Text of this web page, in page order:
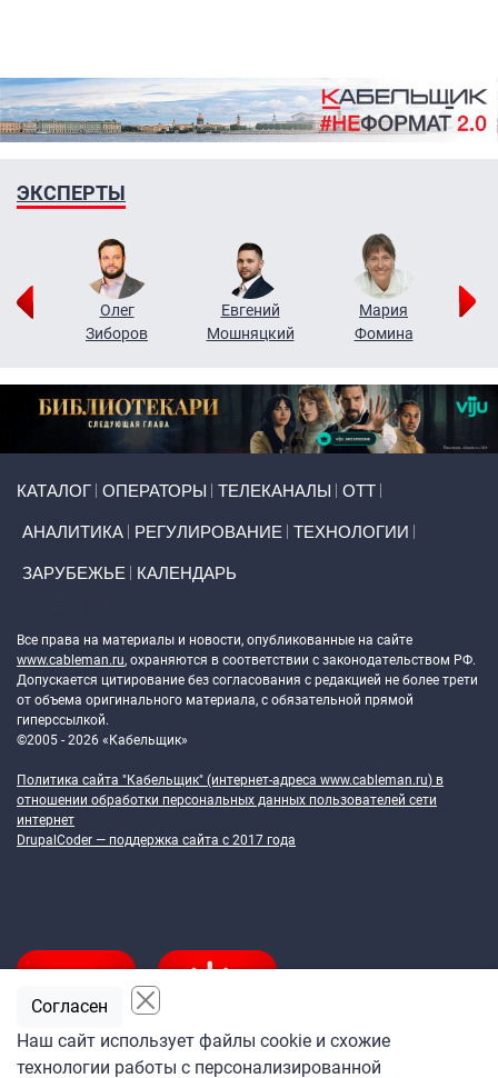
ЭКСПЕРТЫ
Олег
Зиборов
Евгений
Мошняцкий
Мария
Фомина
КАТАЛОГ ОПЕРАТОРЫ ТЕЛЕКАНАЛЫ ОТТ
АНАЛИТИКА РЕГУЛИРОВАНИЕ ТЕХНОЛОГИИ
ЗАРУБЕЖЬЕ КАЛЕНДАРЬ
Все права на материалы и новости, опубликованные на сайте
www.cableman.ru, охраняются в соответствии с законодательством РФ.
Допускается цитирование без согласования с редакцией не более трети
от объема оригинального материала, с обязательной прямой
гиперссылкой.
©2005 - 2026 «Кабельщик»
Политика сайта "Кабельщик" (интернет-адреса www.cableman.ru) в
отношении обработки персональных данных пользователей сети
интернет
DrupalCoder — поддержка сайта c 2017 года
Наш сайт использует файлы cookie и схожие
технологии работы с персонализированной
Согласен